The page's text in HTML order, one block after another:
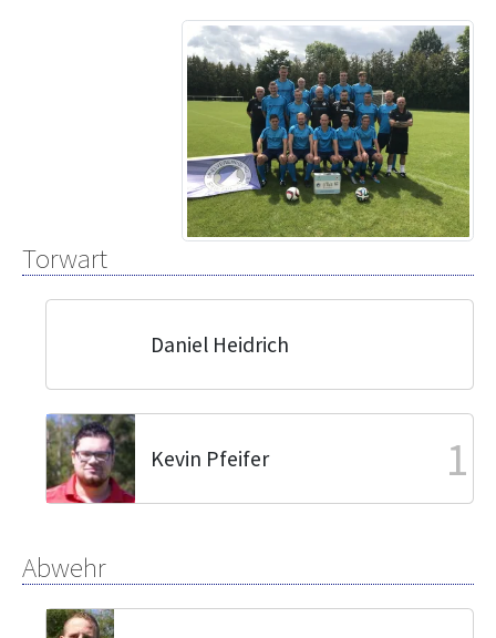
Torwart
Daniel Heidrich
Kevin Pfeifer 1
Abwehr